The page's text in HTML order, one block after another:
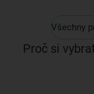
Všechny
Proč si